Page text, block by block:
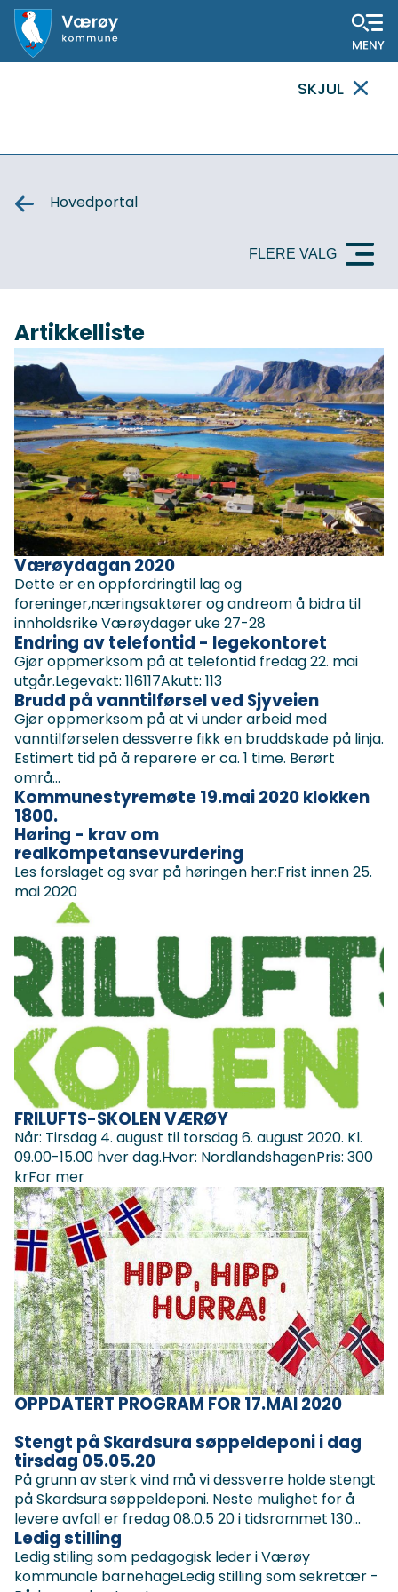
MELDING
SKJUL
Hovedportal
FLERE VALG
Artikkelliste
Værøydagan 2020
Dette er en oppfordringtil lag og
foreninger,næringsaktører og andreom å bidra til
innholdsrike Værøydager uke 27-28
Endring av telefontid - legekontoret
Gjør oppmerksom på at telefontid fredag 22. mai
utgår.Legevakt: 116117Akutt: 113
Brudd på vanntilførsel ved Sjyveien
Gjør oppmerksom på at vi under arbeid med
vanntilførselen dessverre fikk en bruddskade på linja.
Estimert tid på å reparere er ca. 1 time. Berørt
områ...
Kommunestyremøte 19.mai 2020 klokken
1800.
Høring - krav om
realkompetansevurdering
Les forslaget og svar på høringen her:Frist innen 25.
mai 2020
FRILUFTS-SKOLEN VÆRØY
Når: Tirsdag 4. august til torsdag 6. august 2020. Kl.
09.00-15.00 hver dag.Hvor: NordlandshagenPris: 300
krFor mer
OPPDATERT PROGRAM FOR 17.MAI 2020
Stengt på Skardsura søppeldeponi i dag
tirsdag 05.05.20
På grunn av sterk vind må vi dessverre holde stengt
på Skardsura søppeldeponi. Neste mulighet for å
levere avfall er fredag 08.0.5 20 i tidsrommet 130...
Ledig stilling
Ledig stiling som pedagogisk leder i Værøy
kommunale barnehageLedig stilling som sekretær -